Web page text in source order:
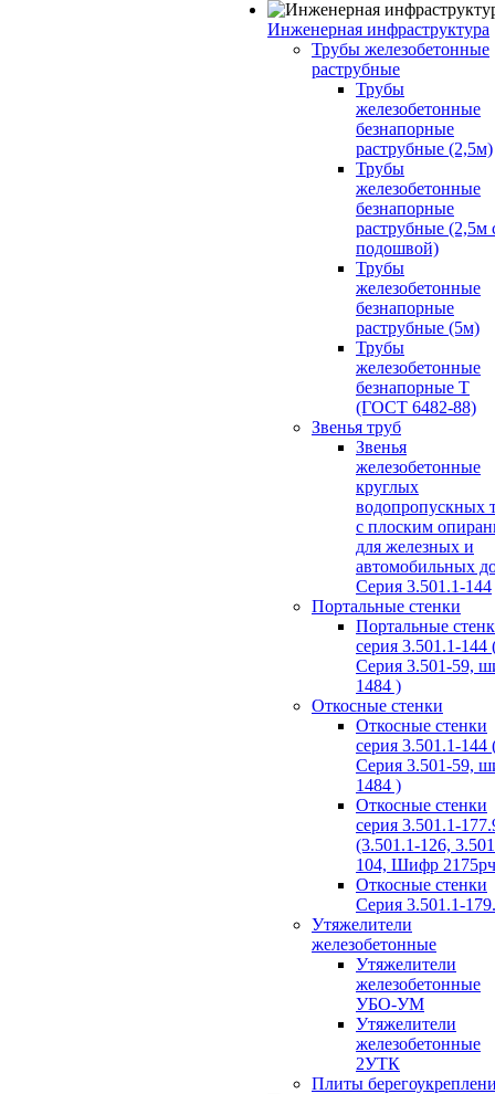
Инженерная инфраструктура
Трубы железобетонные
раструбные
Трубы
железобетонные
безнапорные
раструбные (2,5м)
Трубы
железобетонные
безнапорные
раструбные (2,5м
подошвой)
Трубы
железобетонные
безнапорные
раструбные (5м)
Трубы
железобетонные
безнапорные Т
(ГОСТ 6482-88)
Звенья труб
Звенья
железобетонные
круглых
водопропускных
с плоским
для железных и
автомобильных
Серия 3.501.1-144
Портальные стенки
Портальные
серия 3.501.1-144
Серия 3.501-59,
1484 )
Откосные стенки
Откосные стенки
серия 3.501.1-144
Серия 3.501-59,
1484 )
Откосные стенки
серия 3.501.1-
(3.501.1-126,
104, Шифр
Откосные стенки
Серия 3.501.1-
Утяжелители
железобетонные
Утяжелители
железобетонные
УБО-УМ
Утяжелители
железобетонные
2УТК
Плиты